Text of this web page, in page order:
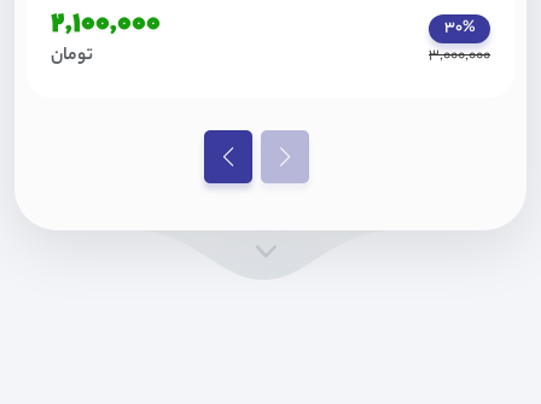
30%
3,000,000
2,100,000
تومان